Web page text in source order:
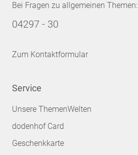
Bei Fragen zu allgemeinen Themen:
04297 - 30
Zum Kontaktformular
Service
Unsere ThemenWelten
dodenhof Card
Geschenkkarte